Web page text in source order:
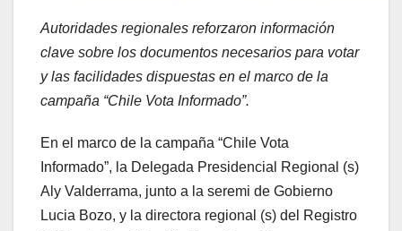
Autoridades regionales reforzaron información
clave sobre los documentos necesarios para votar
y las facilidades dispuestas en el marco de la
campaña “Chile Vota Informado”.
En el marco de la campaña “Chile Vota
Informado”, la Delegada Presidencial Regional (s)
Aly Valderrama, junto a la seremi de Gobierno
Lucia Bozo, y la directora regional (s) del Registro